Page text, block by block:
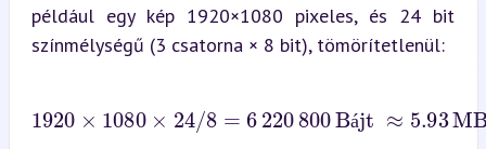
például egy kép 1920×1080 pixeles, és 24 bit
színmélységű (3 csatorna × 8 bit), tömörítetlenül:
á
1920× 1080× 24/ 8 220800Bájt ≈5.93MB